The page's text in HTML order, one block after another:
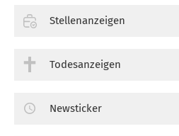
Stellenanzeigen
Todesanzeigen
Newsticker